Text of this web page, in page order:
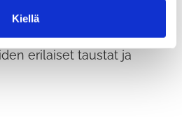
Kiellä
saavutettavia.
asukkaita ja
erilaiset taustat ja